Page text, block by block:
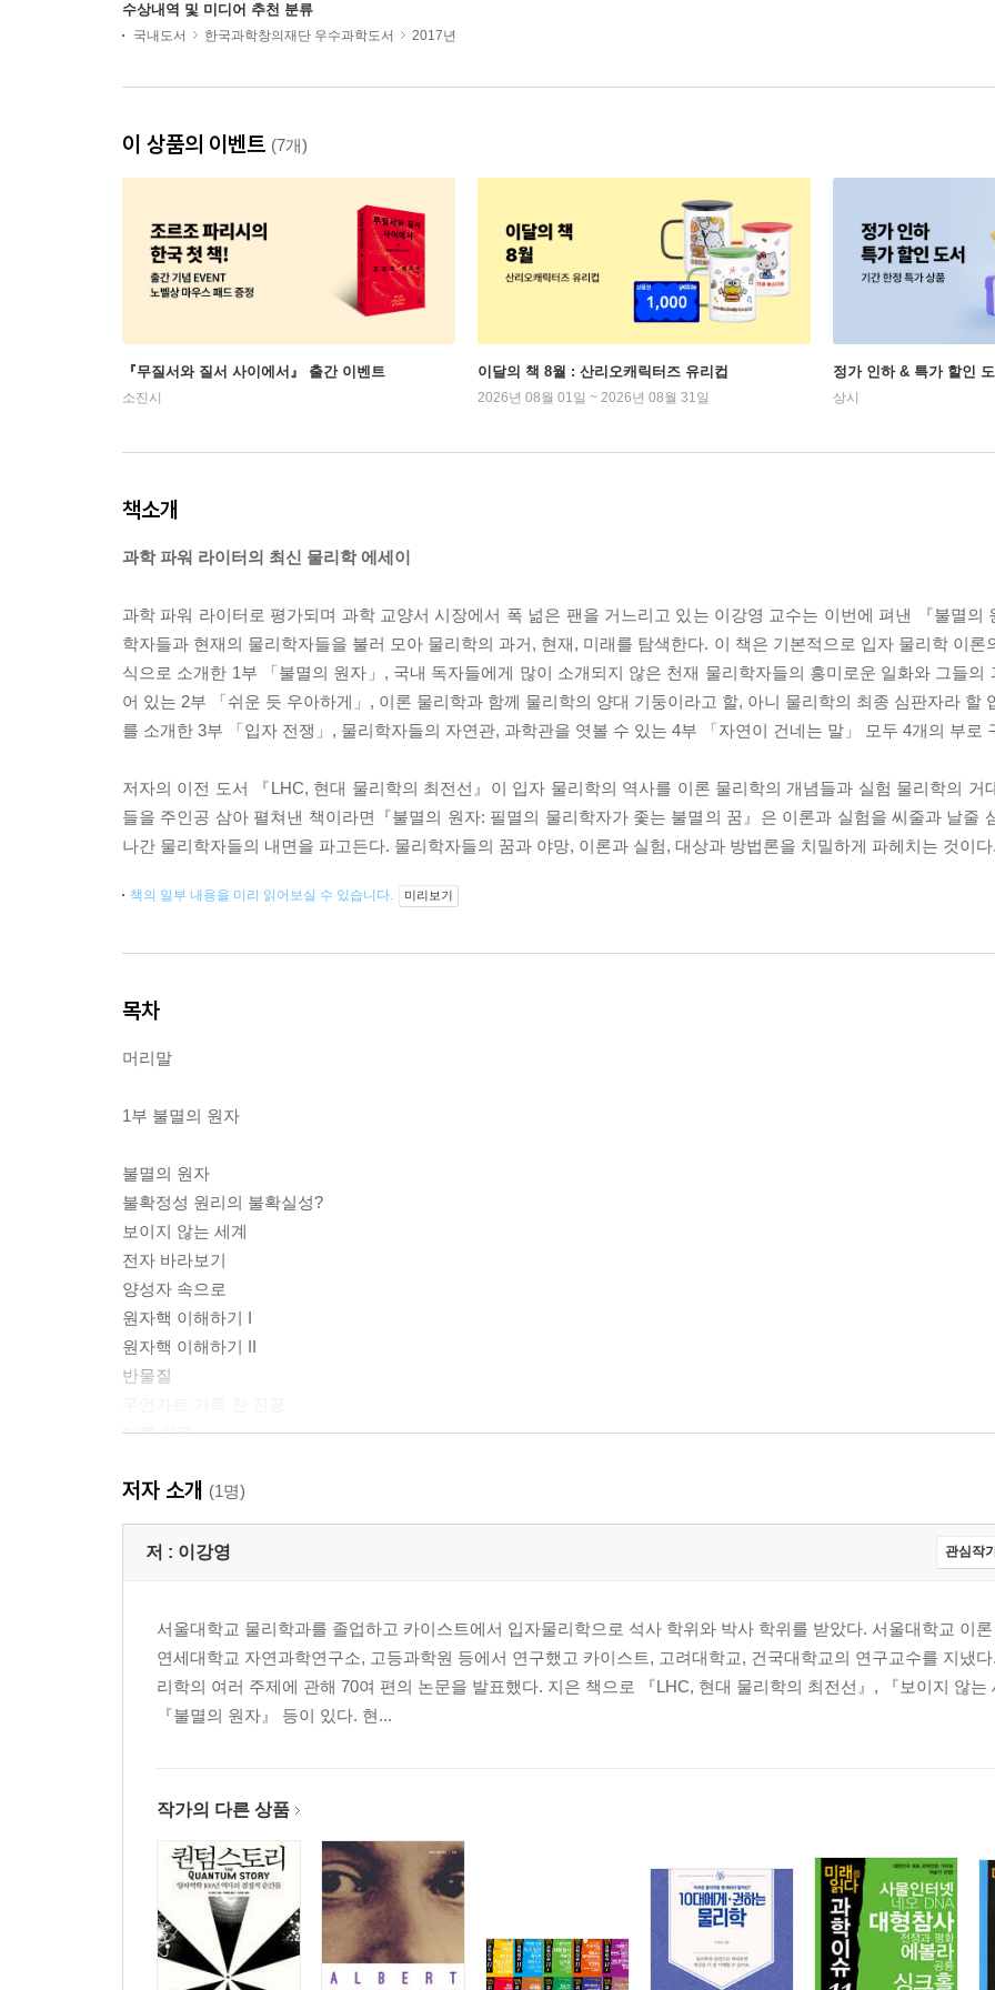
수상내역 및 미디어 추천 분류
국내도서 한국과학창의재단 우수과학도서 2017년
이 상품의 이벤트 (7개)
『무질서와 질서 사이에서』 출간 이벤트
소진시
이달의 책 8월 : 산리오캐릭터즈 유리컵
2026년 08월 01일 ~ 2026년 08월 31일
정가 인하 & 특가 할인
상시
책소개
과학 파워 라이터의 최신 물리학 에세이
과학 파워 라이터로 평가되며 과학 교양서 시장에서 폭 넒은 팬을 거느리고 있는 이강영 교수는 이번에 펴낸 『불멸의
학자들과 현재의 물리학자들을 불러 모아 물리학의 과거, 현재, 미래를 탐색한다. 이 책은 기본적으로 입자 물리학 이론
식으로 소개한 1부 「불멸의 원자」, 국내 독자들에게 많이 소개되지 않은 천재 물리학자들의 흥미로운 일화와 그들의
어 있는 2부 「쉬운 듯 우아하게」, 이론 물리학과 함께 물리학의 양대 기둥이라고 할, 아니 물리학의 최종 심판자라 할
를 소개한 3부 「입자 전쟁」, 물리학자들의 자연관, 과학관을 엿볼 수 있는 4부 「자연이 건네는 말」 모두 4개의 부로
저자의 이전 도서 『LHC, 현대 물리학의 최전선』이 입자 물리학의 역사를 이론 물리학의 개념들과 실험 물리학의 거
들을 주인공 삼아 펼쳐낸 책이라면『불멸의 원자: 필멸의 물리학자가 좇는 불멸의 꿈』은 이론과 실험을 씨줄과 날줄
나간 물리학자들의 내면을 파고든다. 물리학자들의 꿈과 야망, 이론과 실험, 대상과 방법론을 치밀하게 파헤치는 것이
책의 일부 내용을 미리 읽어보실 수 있습니다. 미리보기
목차
머리말
1부 불멸의 원자
불멸의 원자
불확정성 원리의 불확실성?
보이지 않는 세계
전자 바라보기
양성자 속으로
원자핵 이해하기 I
원자핵 이해하기 II
반물질
다른 차원
2부 쉬운 듯 우아하게
쉬운 듯 우아하게
사랑해
어떤 지식인
슬픈 에렌페스트
프라하의 아인슈타인
거장 베포 II
버클리의 연금술사
3부 입자 전쟁
하늘의 입자
저자 소개 (1명)
저 : 이강영 관심작
서울대학교 물리학과를 졸업하고 카이스트에서 입자물리학으로 석사 학위와 박사 학위를 받았다. 서울대학교 이
연세대학교 자연과학연구소, 고등과학원 등에서 연구했고 카이스트, 고려대학교, 건국대학교의 연구교수를 지냈
리학의 여러 주제에 관해 70여 편의 논문을 발표했다. 지은 책으로 『LHC, 현대 물리학의 최전선』, 『보이지 않는
『불멸의 원자』 등이 있다. 현...
작가의 다른 상품